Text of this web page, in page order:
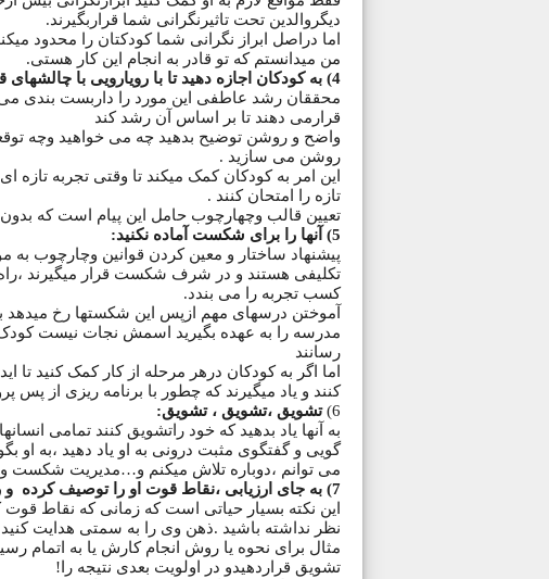
دیگروالدین تحت تاثیرنگرانی شما قراربگیرند.
اما دراصل ابراز نگرانی شما کودکتان را محدود
من میدانستم که تو قادر به انجام این کار هستی.
4) به کودکان اجازه دهید تا با رویارویی با چالشهای قابل کنترل اعتماد به نفس پیدا کنند:
محققان رشد عاطفی این مورد را داربست بندی می
قرارمی دهند تا بر اساس آن رشد کند
واضح و روشن توضیح بدهید چه می خواهید وچه
روشن می سازید .
این امر به کودکان کمک میکند تا وقتی تجربه
تازه را امتحان کنند .
تعیین قالب وچهارچوب حامل این پیام است که بدون
5) آنها را برای شکست آماده نکنید:
پیشنهاد ساختار و معین کردن قوانین وچارچوب به
تکلیفی هستند و در شرف شکست قرار میگیرند
کسب تجربه را می بندد.
آموختن درسهای مهم ازپس این شکستها رخ میدهد
مدرسه را به عهده بگیرید اسمش نجات نیست کودک
رسانند
اما اگر به کودکان درهر مرحله از کار کمک کنید تا
کنند و یاد میگیرند که چطور با برنامه ریزی از پس
6) تشویق ،تشویق ، تشویق:
به آنها یاد بدهید که خود راتشویق کنند تمامی
گویی و گفتگوی مثبت درونی به او یاد دهید ،به او
می توانم ،دوباره تلاش میکنم و…مدیریت شکست
7) به جای ارزیابی ،نقاط قوت او را توصیف کرده و روی آنها تاکید کنید:
این نکته بسیار حیاتی است که زمانی که نقاط قوت
نظر نداشته باشید .ذهن وی را به سمتی هدایت کنید
مثال برای نحوه یا روش انجام کارش یا به اتمام
تشویق قراردهیدو در اولویت بعدی نتیجه را!